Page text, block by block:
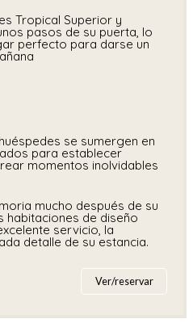
Tropical Superior y
pasos de su puerta, lo
perfecto para darse un
se sumergen en
para establecer
momentos inolvidables
mucho después de su
habitaciones de diseño
servicio, la
detalle de su estancia.
Ver/reservar